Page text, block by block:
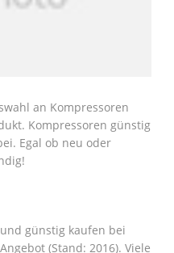
an Kompressoren
Kompressoren günstig
Egal ob neu oder
günstig kaufen bei
(Stand: 2016). Viele